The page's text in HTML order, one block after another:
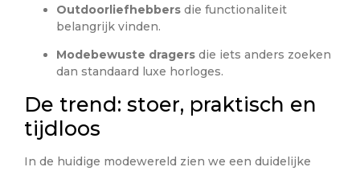
Outdoorliefhebbers die functionaliteit
belangrijk vinden.
Modebewuste dragers die iets anders zoeken
dan standaard luxe horloges.
De trend: stoer, praktisch en
tijdloos
In de huidige modewereld zien we een duidelijke